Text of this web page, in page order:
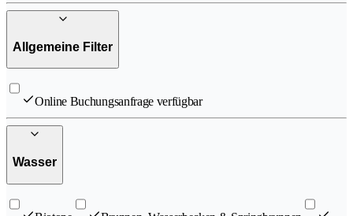
Allgemeine Filter
Online Buchungsanfrage verfügbar
Wasser